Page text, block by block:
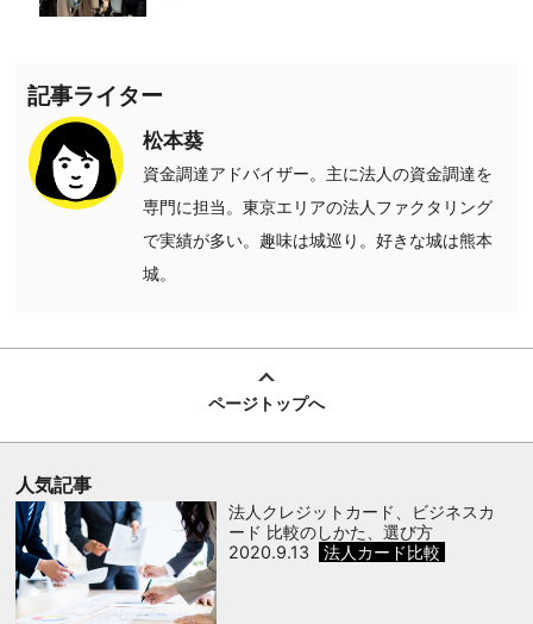
記事ライター
松本葵
資金調達アドバイザー。主に法人の資金調達を
専門に担当。東京エリアの法人ファクタリング
で実績が多い。趣味は城巡り。好きな城は熊本
城。
ページトップへ
人気記事
法人クレジットカード、ビジネスカ
ード 比較のしかた、選び方
2020.9.13
法人カード比較